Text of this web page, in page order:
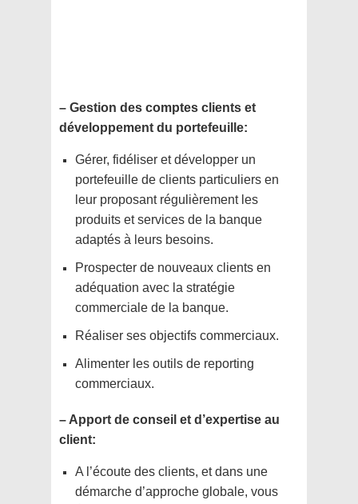
– Gestion des comptes clients et
développement du portefeuille:
Gérer, fidéliser et développer un
portefeuille de clients particuliers en
leur proposant régulièrement les
produits et services de la banque
adaptés à leurs besoins.
Prospecter de nouveaux clients en
adéquation avec la stratégie
commerciale de la banque.
Réaliser ses objectifs commerciaux.
Alimenter les outils de reporting
commerciaux.
– Apport de conseil et d’expertise au
client:
A l’écoute des clients, et dans une
démarche d’approche globale, vous